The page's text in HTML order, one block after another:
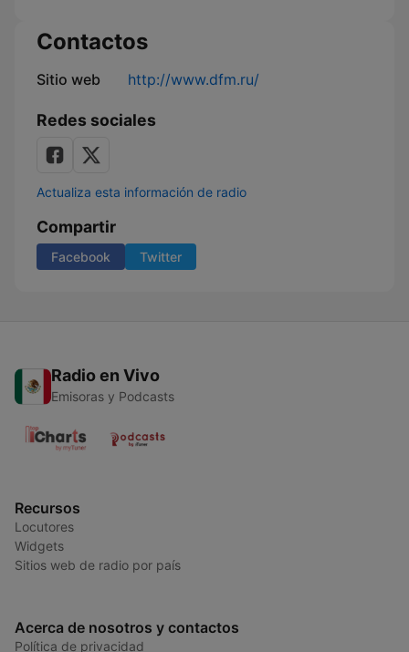
Contactos
Sitio web http://www.dfm.ru/
Redes sociales
Actualiza esta información de radio
Compartir
Facebook Twitter
Radio en Vivo
Emisoras y Podcasts
Recursos
Locutores
Widgets
Sitios web de radio por país
Acerca de nosotros y contactos
Política de privacidad